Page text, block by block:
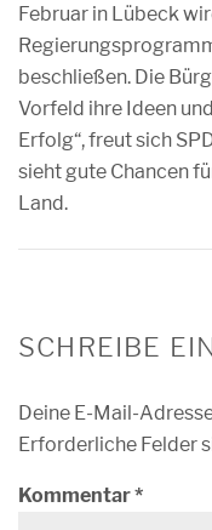
Februar in Lübeck
beschließen. Die
Vorfeld ihre Ideen
Erfolg“, freut sich
sieht gute Chancen
Land.
SCHREIBE
Deine E-Mail-
Erforderliche Felder
Kommentar*